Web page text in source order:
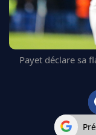
ARSENAL
BAYERN
L'AVIS DE LA RÉDAC'
Payet déclare sa